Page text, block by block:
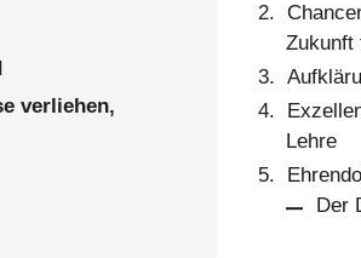
verliehen,
Zukunft
Lehre
Der